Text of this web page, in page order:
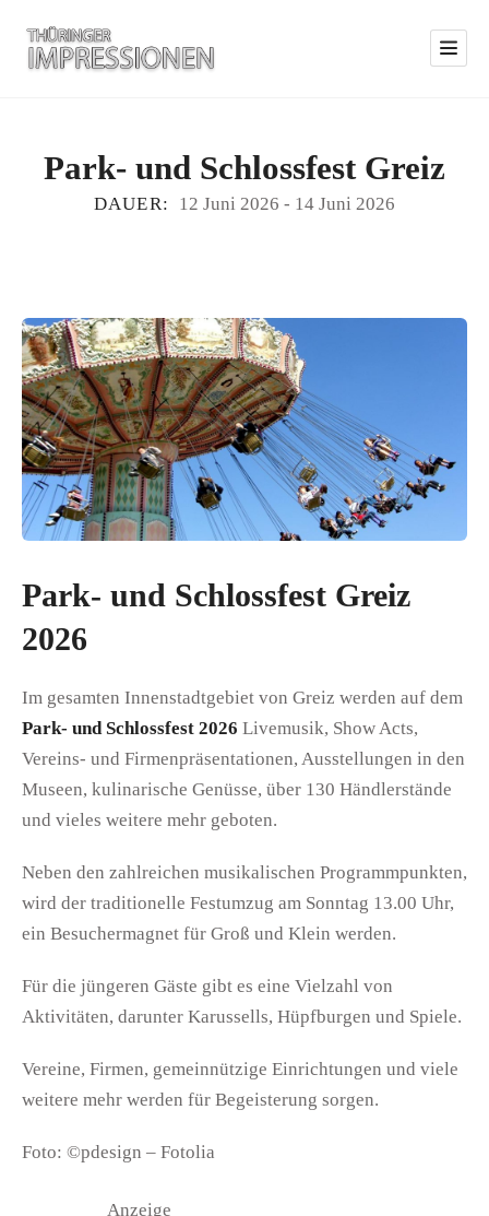
Park- und Schlossfest Greiz
DAUER: 12 Juni 2026 - 14 Juni 2026
Park- und Schlossfest Greiz
2026
Im gesamten Innenstadtgebiet von Greiz werden auf dem
Park- und Schlossfest 2026 Livemusik, Show Acts,
Vereins- und Firmenpräsentationen, Ausstellungen in den
Museen, kulinarische Genüsse, über 130 Händlerstände
und vieles weitere mehr geboten.
Neben den zahlreichen musikalischen Programmpunkten,
wird der traditionelle Festumzug am Sonntag 13.00 Uhr,
ein Besuchermagnet für Groß und Klein werden.
Für die jüngeren Gäste gibt es eine Vielzahl von
Aktivitäten, darunter Karussells, Hüpfburgen und Spiele.
Vereine, Firmen, gemeinnützige Einrichtungen und viele
weitere mehr werden für Begeisterung sorgen.
Foto: ©pdesign – Fotolia
Anzeige